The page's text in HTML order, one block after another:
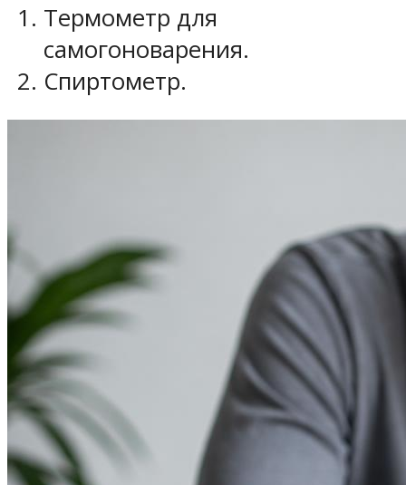
Термометр для
самогоноварения.
Спиртометр.